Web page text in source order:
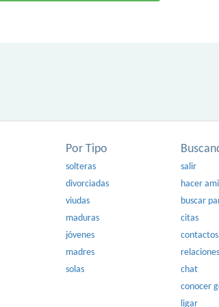
Por Tipo
solteras
divorciadas
viudas
maduras
jóvenes
madres
solas
salir
hacer
buscar
citas
contactos
relaciones
chat
conocer
ligar